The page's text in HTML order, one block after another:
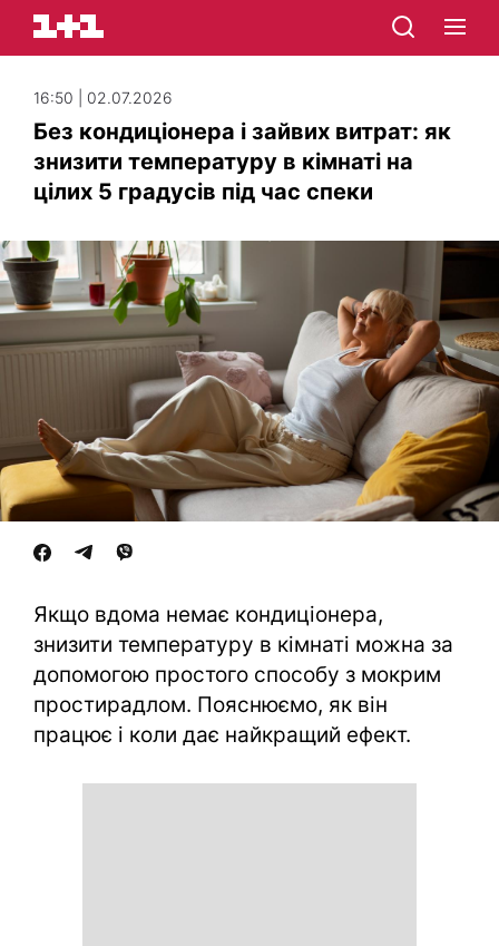
16:50 | 02.07.2026
Без кондиціонера і зайвих витрат: як
знизити температуру в кімнаті на
цілих 5 градусів під час спеки
Якщо вдома немає кондиціонера,
знизити температуру в кімнаті можна за
допомогою простого способу з мокрим
простирадлом. Пояснюємо, як він
працює і коли дає найкращий ефект.